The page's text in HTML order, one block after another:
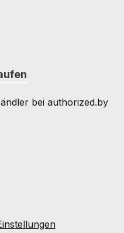
bei authorized.by